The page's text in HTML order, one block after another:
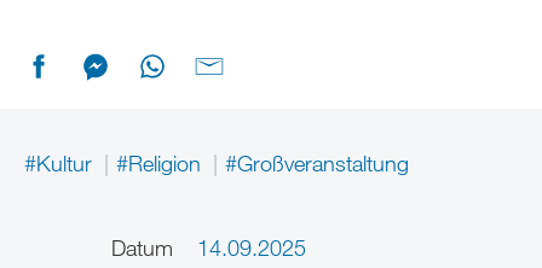
#Kultur #Religion #Großveranstaltung
Datum
14.09.2025